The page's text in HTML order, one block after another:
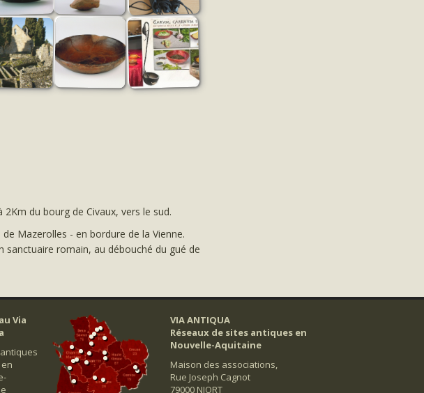
du bourg de Civaux, vers le sud.
Mazerolles - en bordure de la Vienne.
sanctuaire romain, au débouché du gué de
Via
VIA ANTIQUA
Réseaux de sites antiques en
Nouvelle-Aquitaine
Maison des associations,
Rue Joseph Cagnot
79000 NIORT